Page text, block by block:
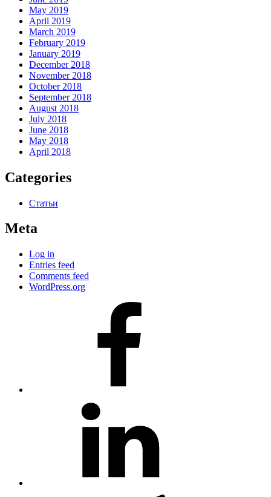
May 2019
April 2019
March 2019
February 2019
January 2019
December 2018
November 2018
October 2018
September 2018
August 2018
July 2018
June 2018
May 2018
April 2018
Categories
Статьи
Meta
Log in
Entries feed
Comments feed
WordPress.org